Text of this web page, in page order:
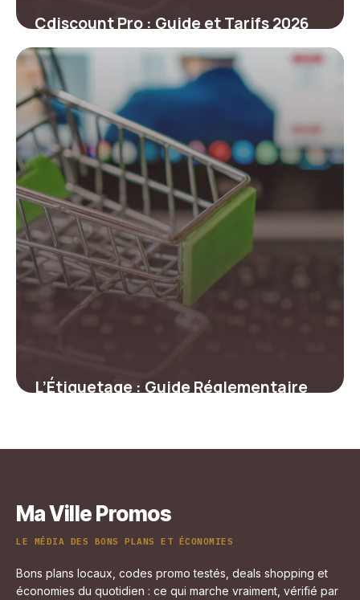
Cdiscount Pro : Guide et Tarifs 2026
20 juin 2026
L’Étiquetage : Guide Réglementaire
Ma Ville Promos
LE MÉDIA DES BONS PLANS ET ÉCONOMIES
Bons plans locaux, codes promo testés, deals shopping et
économies du quotidien : ce qui marche vraiment, vérifié par